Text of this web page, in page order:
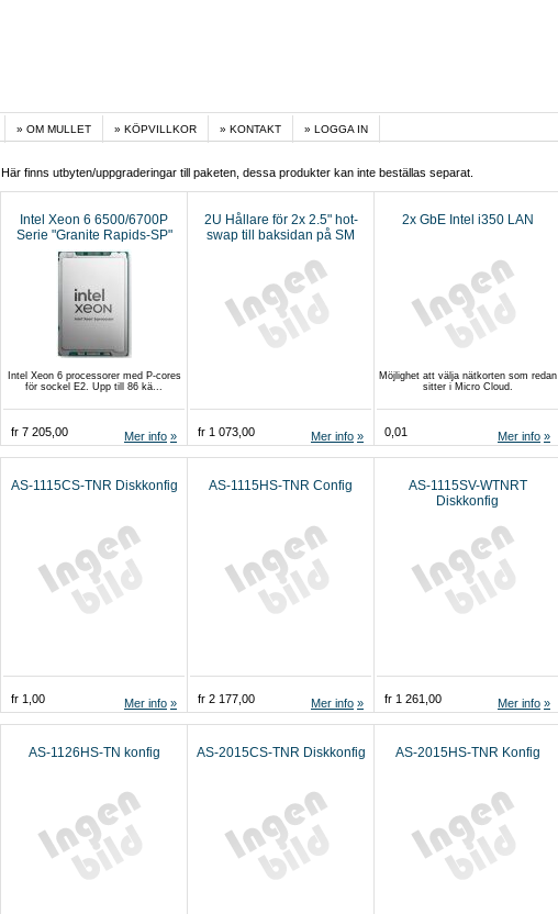
OM MULLET KÖPVILLKOR KONTAKT LOGGA IN
Här finns utbyten/uppgraderingar till paketen, dessa produkter kan inte beställas separat.
Intel Xeon 6 6500/6700P
Serie "Granite Rapids-SP"
Intel Xeon 6 processorer med P-cores
för sockel E2. Upp till 86 kä...
fr 7 205,00 Mer info
2U Hållare för 2x 2.5" hot-
swap till baksidan på SM
fr 1 073,00 Mer info
2x GbE Intel i350 LAN
Möjlighet att välja nätkorten som redan
sitter i Micro Cloud.
0,01 Mer info
AS-1115CS-TNR Diskkonfig
fr 1,00 Mer info
AS-1115HS-TNR Config
fr 2 177,00 Mer info
AS-1115SV-WTNRT
Diskkonfig
fr 1 261,00 Mer info
AS-1126HS-TN konfig AS-2015CS-TNR Diskkonfig AS-2015HS-TNR Konfig